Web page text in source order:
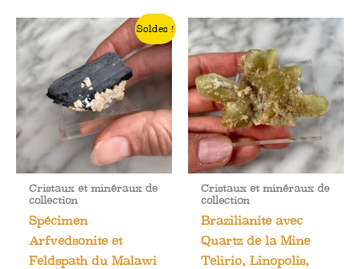
Soldes !
Cristaux et minéraux de
collection
Spécimen
Arfvedsonite et
Feldspath du Malawi
Cristaux et minéraux de
collection
Brazilianite avec
Quartz de la Mine
Telirio, Linopolis,